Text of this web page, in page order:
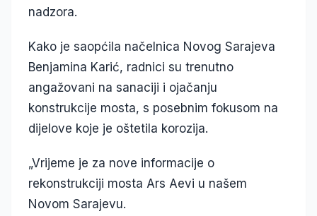
nadzora.
Kako je saopćila načelnica Novog Sarajeva
Benjamina Karić, radnici su trenutno
angažovani na sanaciji i ojačanju
konstrukcije mosta, s posebnim fokusom na
dijelove koje je oštetila korozija.
„Vrijeme je za nove informacije o
rekonstrukciji mosta Ars Aevi u našem
Novom Sarajevu.